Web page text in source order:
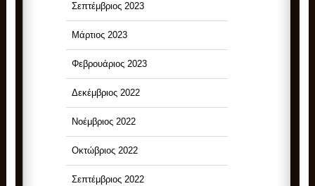
Σεπτέμβριος 2023
Μάρτιος 2023
Φεβρουάριος 2023
Δεκέμβριος 2022
Νοέμβριος 2022
Οκτώβριος 2022
Σεπτέμβριος 2022